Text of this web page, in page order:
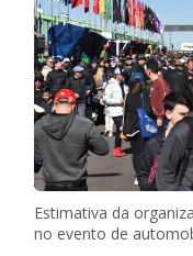
Estimativa da
no evento de